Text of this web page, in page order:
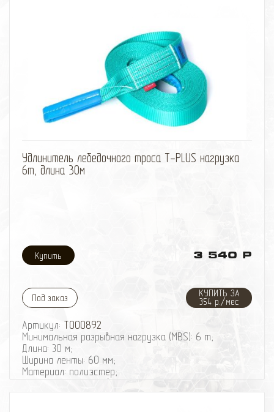
Подходит для ВСЕХ моделей Hi-Lift.
Удлинитель лебедочного троса T-PLUS нагрузка
6т, длина 30м
3 540 Р
Под заказ
КУПИТЬ ЗА
354 р./мес
Артикул: T000892
Минимальная разрывная нагрузка (MBS): 6 т;
Длина: 30 м;
Ширина ленты: 60 мм;
Материал: полиэстер;
Исполнение: петля/петля;
Защита петель: экокожа;